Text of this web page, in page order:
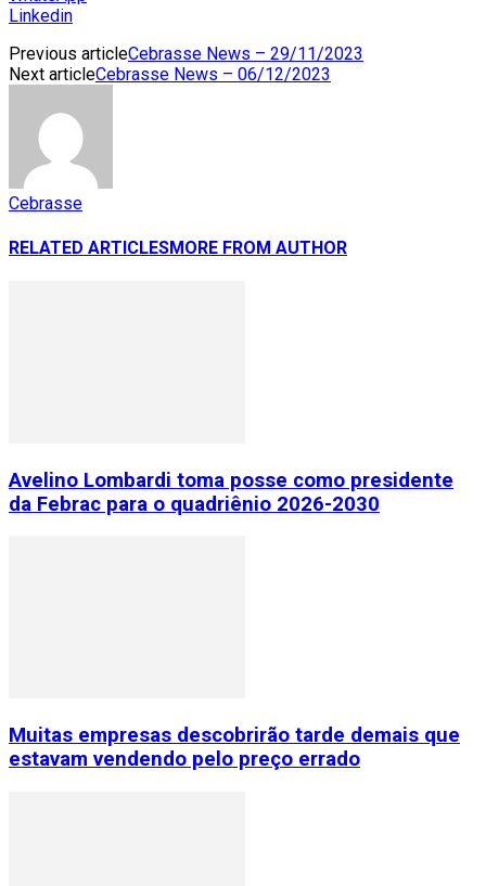
Linkedin
Previous articleCebrasse News – 29/11/2023
Next articleCebrasse News – 06/12/2023
Cebrasse
RELATED ARTICLESMORE FROM AUTHOR
Avelino Lombardi toma posse como presidente
da Febrac para o quadriênio 2026-2030
Muitas empresas descobrirão tarde demais que
estavam vendendo pelo preço errado